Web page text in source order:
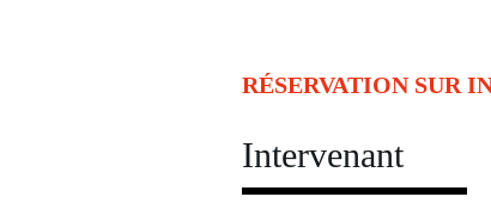
RÉSERVATION SUR
Intervenant